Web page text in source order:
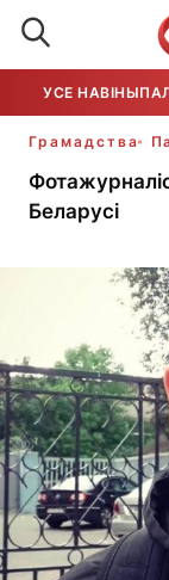
УСЕ НАВІНЫ
Грамадства
Беларусі